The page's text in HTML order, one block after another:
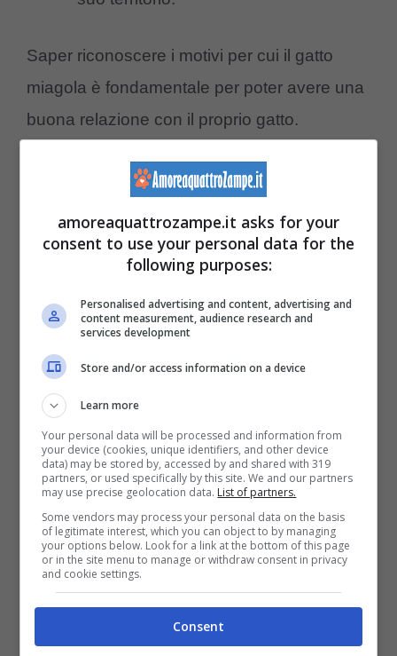
Saper riconoscere i motivi per cui il gatto
miagola è fondamentale per poter avere una
buona relazione con il proprio gatto.
È bene tener presente che ilgatto miagola
interagisce con l’uomo e non con i suoi simili,
con i quali utilizza principalmente utilizza il
linguaggio del corpo.
Se vuoi saperne di più, leggi il
nostro approfondimento sul
tema >>>Tradurre il miagolio si
può: arriva il dispositivo per
capire il gatto
Tipi di miagolii
Per interpretare i miagolii del gatto
amoreaquattrozampe.it asks for your
consent to use your personal data for the
following purposes:
Personalised advertising and content, advertising and
content measurement, audience research and
services development
Store and/or access information on a device
Learn more
Your personal data will be processed and information from
your device (cookies, unique identifiers, and other device
data) may be stored by, accessed by and shared with 319
partners, or used specifically by this site. We and our partners
may use precise geolocation data. List of partners.
Some vendors may process your personal data on the basis
of legitimate interest, which you can object to by managing
your options below. Look for a link at the bottom of this page
or in the site menu to manage or withdraw consent in privacy
and cookie settings.
Consent